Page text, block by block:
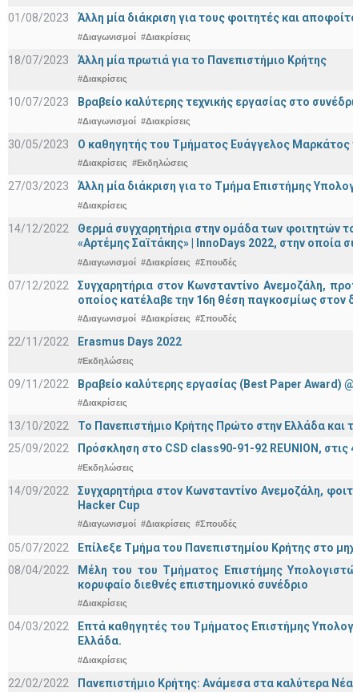
01/08/2023 Άλλη μία διάκριση για τους φοιτητές και
#Διαγωνισμοί #Διακρίσεις
18/07/2023 Άλλη μία πρωτιά για το Πανεπιστήμιο Κρήτης
#Διακρίσεις
10/07/2023 Βραβείο καλύτερης τεχνικής εργασίας στο
#Διαγωνισμοί #Διακρίσεις
30/05/2023 Ο καθηγητής του Τμήματος Ευάγγελος Μαρκάτος
#Διακρίσεις #Εκδηλώσεις
27/03/2023 Άλλη μία διάκριση για το Τμήμα Επιστήμης
#Διακρίσεις
14/12/2022
Θερμά συγχαρητήρια στην ομάδα των φοιτητών
«Αρτέμης Σαϊτάκης» | InnoDays 2022, στην
#Διαγωνισμοί #Διακρίσεις #Σπουδές
07/12/2022
Συγχαρητήρια στον Κωνσταντίνο Ανεμοζάλη,
οποίος κατέλαβε την 16η θέση παγκοσμίως
#Διαγωνισμοί #Διακρίσεις #Σπουδές
22/11/2022 Erasmus Days 2022
#Εκδηλώσεις
09/11/2022 Βραβείο καλύτερης εργασίας (Best Paper Award)
#Διακρίσεις
13/10/2022
Το Πανεπιστήμιο Κρήτης Πρώτο στην Ελλάδα
25/09/2022
Πρόσκληση στο CSD class90-91-92 REUNION, στις
#Εκδηλώσεις
14/09/2022
Συγχαρητήρια στον Κωνσταντίνο Ανεμοζάλη,
Hacker Cup
#Διαγωνισμοί #Διακρίσεις #Σπουδές
05/07/2022
Επίλεξε Τμήμα του Πανεπιστημίου Κρήτης στο
08/04/2022
Μέλη του του Τμήματος Επιστήμης
κορυφαίο διεθνές επιστημονικό συνέδριο
#Διακρίσεις
04/03/2022
Επτά καθηγητές του Τμήματος Επιστήμης
Ελλάδα.
#Διακρίσεις
22/02/2022 Πανεπιστήμιο Κρήτης: Ανάμεσα στα καλύτερα